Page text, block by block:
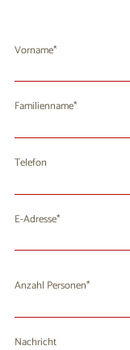
Vorname
Familienname
Telefon
E-Adresse
Anzahl Personen
Nachricht